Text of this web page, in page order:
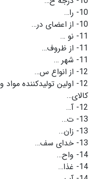
10- را…
10- از اعضای در…
11- نو …
11- از ظروف…
11- شهر …
12- از انواع س…
12- اولین تولیدکننده مواد و
کالای…
12- آ…
13- ت…
13- زان…
13- خدای سف…
14- واح…
14- غذا…